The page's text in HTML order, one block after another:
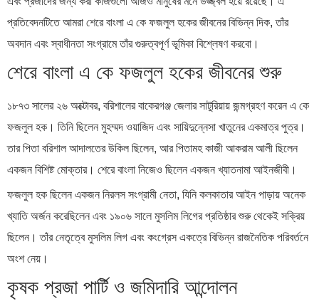
প্রতিবেদনটিতে আমরা শেরে বাংলা এ কে ফজলুল হকের জীবনের বিভিন্ন দিক, তাঁর
অবদান এবং স্বাধীনতা সংগ্রামে তাঁর গুরুত্বপূর্ণ ভূমিকা বিশ্লেষণ করবো।
শেরে বাংলা এ কে ফজলুল হকের জীবনের শুরু
১৮৭৩ সালের ২৬ অক্টোবর, বরিশালের বাকেরগঞ্জ জেলার সাটুরিয়ায় জন্মগ্রহণ করেন এ কে
ফজলুল হক। তিনি ছিলেন মুহম্মদ ওয়াজিদ এবং সায়িদুন্নেসা খাতুনের একমাত্র পুত্র।
তার পিতা বরিশাল আদালতের উকিল ছিলেন, আর পিতামহ কাজী আকরাম আলী ছিলেন
একজন বিশিষ্ট মোক্তার। শেরে বাংলা নিজেও ছিলেন একজন খ্যাতনামা আইনজীবী।
ফজলুল হক ছিলেন একজন নিরলস সংগ্রামী নেতা, যিনি কলকাতার আইন পাড়ায় অনেক
খ্যাতি অর্জন করেছিলেন এবং ১৯০৬ সালে মুসলিম লিগের প্রতিষ্ঠার শুরু থেকেই সক্রিয়
ছিলেন। তাঁর নেতৃত্বে মুসলিম লিগ এবং কংগ্রেস একত্রে বিভিন্ন রাজনৈতিক পরিবর্তনে
অংশ নেয়।
কৃষক প্রজা পার্টি ও জমিদারি আন্দোলন